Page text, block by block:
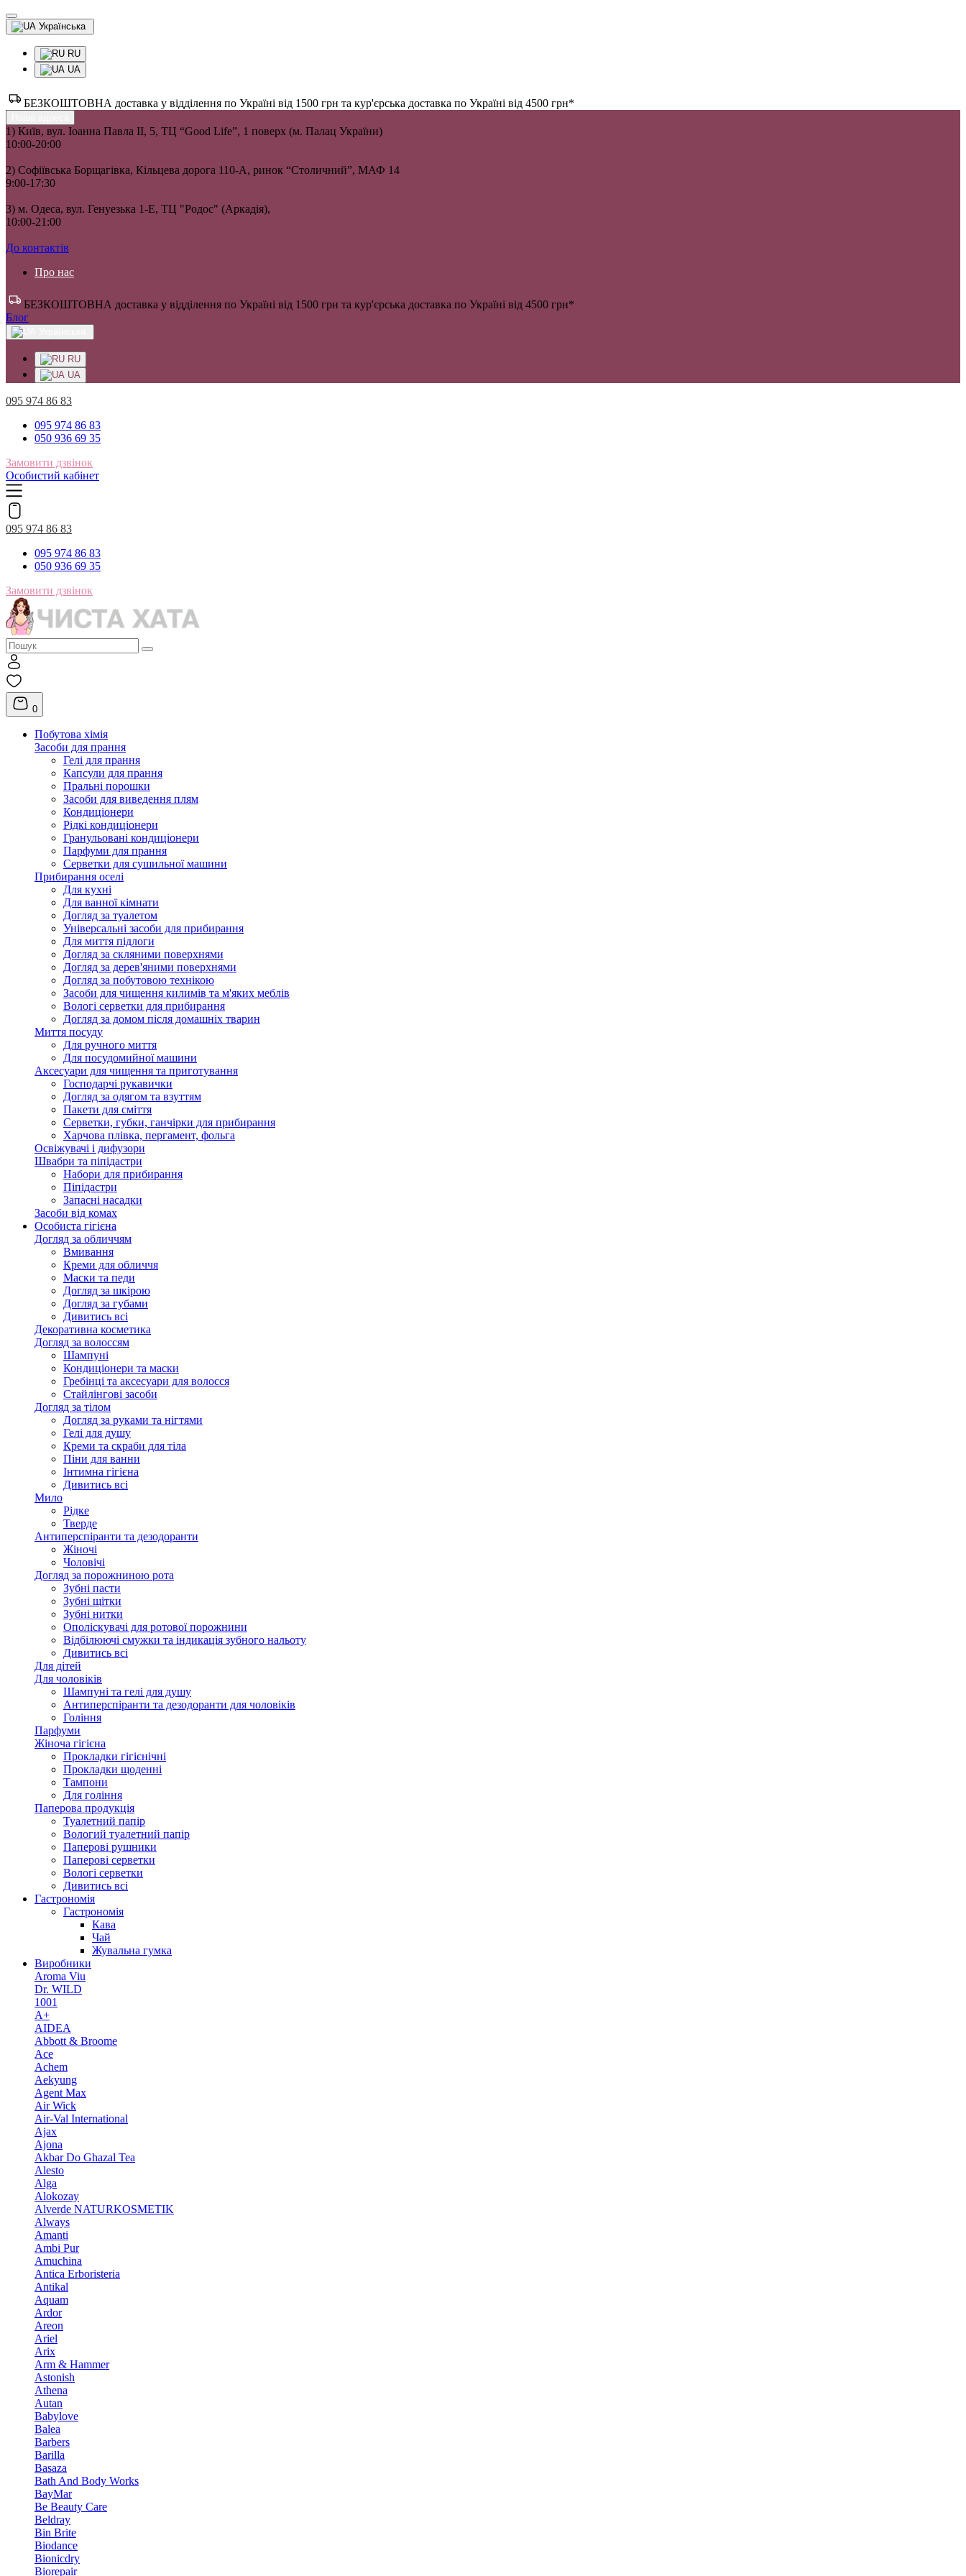
Українська
RU
UA
БЕЗКОШТОВНА доставка у відділення по Україні від 1500 грн та кур'єрська доставка по Україні від 4500 грн*
1) Київ, вул. Іоанна Павла II, 5, ТЦ “Good Life”, 1 поверх (м. Палац України)
10:00-20:00
2) Софіївська Борщагівка, Кільцева дорога 110-А, ринок “Столичний”, МАФ 14
9:00-17:30
3) м. Одеса, вул. Генуезька 1-Е, ТЦ "Родос" (Аркадія),
10:00-21:00
До контактів
Про нас
БЕЗКОШТОВНА доставка у відділення по Україні від 1500 грн та кур'єрська доставка по Україні від 4500 грн*
Блог
RU
UA
095 974 86 83
095 974 86 83
050 936 69 35
Замовити дзвінок
Особистий кабінет
095 974 86 83
095 974 86 83
050 936 69 35
Замовити дзвінок
0
Побутова хімія
Засоби для прання
Гелі для прання
Капсули для прання
Пральні порошки
Засоби для виведення плям
Кондиціонери
Рідкі кондиціонери
Гранульовані кондиціонери
Парфуми для прання
Серветки для сушильної машини
Прибирання оселі
Для кухні
Для ванної кімнати
Догляд за туалетом
Універсальні засоби для прибирання
Для миття підлоги
Догляд за скляними поверхнями
Догляд за дерев'яними поверхнями
Догляд за побутовою технікою
Засоби для чищення килимів та м'яких меблів
Вологі серветки для прибирання
Догляд за домом після домашніх тварин
Миття посуду
Для ручного миття
Для посудомийної машини
Аксесуари для чищення та приготування
Господарчі рукавички
Догляд за одягом та взуттям
Пакети для сміття
Серветки, губки, ганчірки для прибирання
Харчова плівка, пергамент, фольга
Освіжувачі і дифузори
Швабри та піпідастри
Набори для прибирання
Піпідастри
Запасні насадки
Засоби від комах
Особиста гігієна
Догляд за обличчям
Вмивання
Креми для обличчя
Маски та педи
Догляд за шкірою
Догляд за губами
Дивитись всі
Декоративна косметика
Догляд за волоссям
Шампуні
Кондиціонери та маски
Гребінці та аксесуари для волосся
Стайлінгові засоби
Догляд за тілом
Догляд за руками та нігтями
Гелі для душу
Креми та скраби для тіла
Піни для ванни
Інтимна гігієна
Дивитись всі
Мило
Рідке
Тверде
Антиперспіранти та дезодоранти
Жіночі
Чоловічі
Догляд за порожниною рота
Зубні пасти
Зубні щітки
Зубні нитки
Ополіскувачі для ротової порожнини
Відбілюючі смужки та індикація зубного нальоту
Дивитись всі
Для дітей
Для чоловіків
Шампуні та гелі для душу
Антиперспіранти та дезодоранти для чоловіків
Гоління
Парфуми
Жіноча гігієна
Прокладки гігієнічні
Прокладки щоденні
Тампони
Для гоління
Паперова продукція
Туалетний папір
Вологий туалетний папір
Паперові рушники
Паперові серветки
Вологі серветки
Дивитись всі
Гастрономія
Гастрономія
Кава
Чай
Жувальна гумка
Виробники
Aroma Viu
Dr. WILD
1001
A+
AIDEA
Abbott & Broome
Ace
Achem
Aekyung
Agent Max
Air Wick
Air-Val International
Ajax
Ajona
Akbar Do Ghazal Tea
Alesto
Alga
Alokozay
Alverde NATURKOSMETIK
Always
Amanti
Ambi Pur
Amuchina
Antica Erboristeria
Antikal
Aquam
Ardor
Areon
Ariel
Arix
Arm & Hammer
Astonish
Athena
Autan
Babylove
Balea
Barbers
Barilla
Basaza
Bath And Body Works
BayMar
Be Beauty Care
Beldray
Bin Brite
Biodance
Bionicdry
Biorepair